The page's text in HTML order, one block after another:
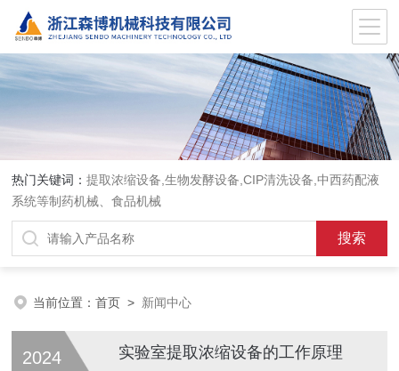
热门关键词：提取浓缩设备,生物发酵设备,CIP清洗设备,中西药配液
系统等制药机械、食品机械
当前位置：首页 > 新闻中心
2024 实验室提取浓缩设备的工作原理